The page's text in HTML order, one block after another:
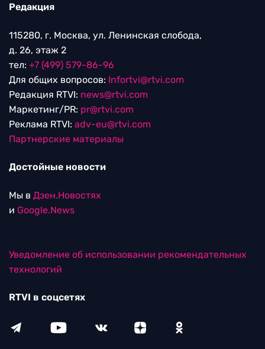
Редакция
115280, г. Москва, ул. Ленинская слобода,
д. 26, этаж 2
тел: +7 (499) 579-86-96
Для общих вопросов: Infortvi@rtvi.com
Редакция RTVI: news@rtvi.com
Маркетинг/PR: pr@rtvi.com
Реклама RTVI: adv-eu@rtvi.com
Партнерские материалы
Достойные новости
Мы в Дзен.Новостях
и Google.News
Уведомление об использовании рекомендательных
технологий
RTVI в соцсетях